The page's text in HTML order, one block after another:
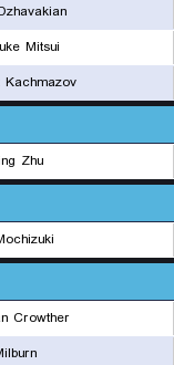
Mitsui
Kachmazov
Zhu
Crowther